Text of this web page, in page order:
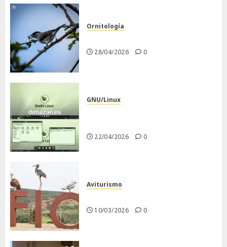
Ornitología
28/04/2026 0
GNU/Linux
22/04/2026 0
Aviturismo
10/03/2026 0